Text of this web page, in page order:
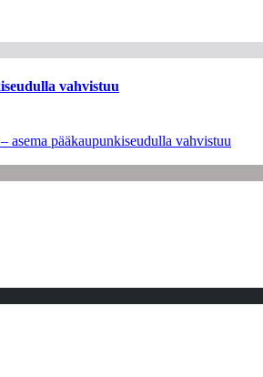
vahvistuu
asema pääkaupunkiseudulla vahvistuu